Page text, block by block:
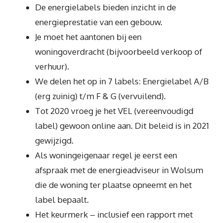
De energielabels bieden inzicht in de
energieprestatie van een gebouw.
Je moet het aantonen bij een
woningoverdracht (bijvoorbeeld verkoop of
verhuur).
We delen het op in 7 labels: Energielabel A/B
(erg zuinig) t/m F & G (vervuilend).
Tot 2020 vroeg je het VEL (vereenvoudigd
label) gewoon online aan. Dit beleid is in 2021
gewijzigd.
Als woningeigenaar regel je eerst een
afspraak met de energieadviseur in Wolsum
die de woning ter plaatse opneemt en het
label bepaalt.
Het keurmerk – inclusief een rapport met